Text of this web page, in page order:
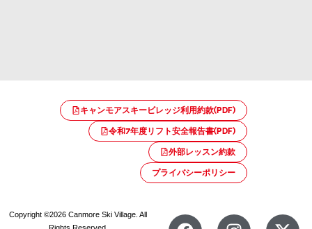
キャンモアスキービレッジ利用約款(PDF)
令和7年度リフト安全報告書(PDF)
外部レッスン約款
プライバシーポリシー
Copyright ©2026 Canmore Ski Village. All